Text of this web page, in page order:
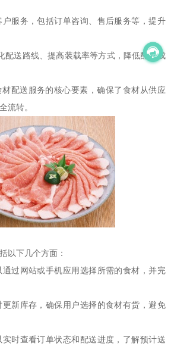
服务，包括订单咨询、售后服务等，提升
配送路线、提高装载率等方式，降低配送成
配送服务的核心要素，确保了食材从供应
流转。
以下几个方面：
过网站或手机应用选择所需的食材，并完
新库存，确保用户选择的食材有货，避免
时查看订单状态和配送进度，了解预计送